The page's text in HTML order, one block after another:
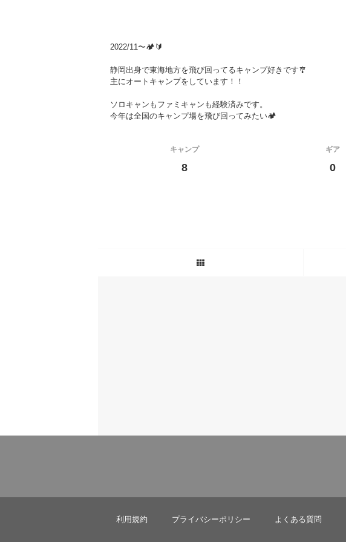
2022/11〜🏕️🔰
静岡出身で東海地方を飛び回ってるキャンプ好きです🎐
主にオートキャンプをしています！！
ソロキャンもファミキャンも経験済みです。
今年は全国のキャンプ場を飛び回ってみたい🏕️
キャンプ
8
ギア
0
利用規約 プライバシーポリシー よくある質問